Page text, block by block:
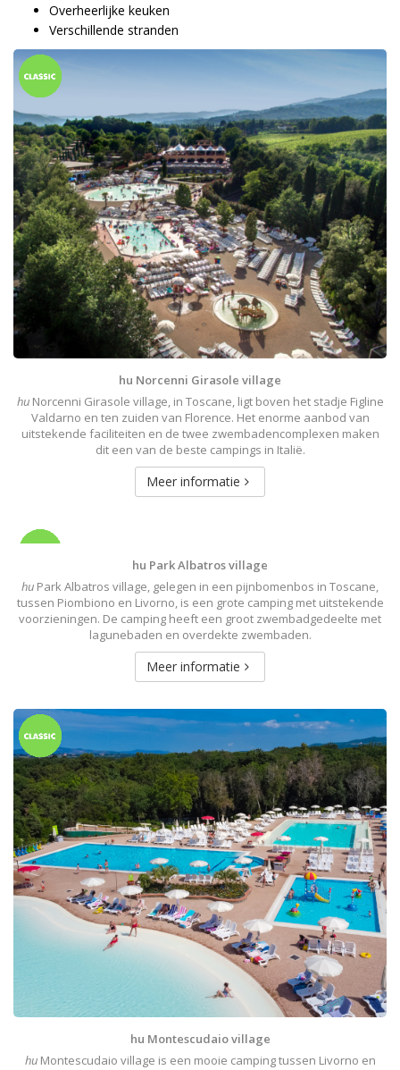
Overheerlijke keuken
Verschillende stranden
hu Norcenni Girasole village
huNorcenni Girasole village, in Toscane, ligt boven het stadje Figline
Valdarno en ten zuiden van Florence. Het enorme aanbod van
uitstekende faciliteiten en de twee zwembadencomplexen maken
dit een van de beste campings in Italië.
Meer informatie
hu Park Albatros village
hu Park Albatros village, gelegen in een pijnbomenbos in Toscane,
tussen Piombiono en Livorno, is een grote camping met uitstekende
voorzieningen. De camping heeft een groot zwembadgedeelte met
lagunebaden en overdekte zwembaden.
Meer informatie
hu Montescudaio village
huMontescudaio village is een mooie camping tussen Livorno en